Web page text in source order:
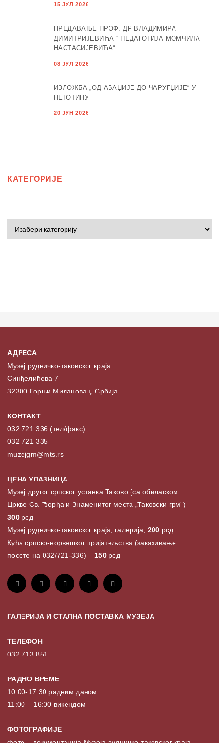
15 ЈУЛ 2026
ПРЕДАВАЊЕ ПРОФ. ДР ВЛАДИМИРА
ДИМИТРИЈЕВИЋА “ ПЕДАГОГИЈА МОМЧИЛА
НАСТАСИЈЕВИЋА“
08 ЈУЛ 2026
ИЗЛОЖБА „ОД АБАЏИЈЕ ДО ЧАРУГЏИЈЕ“ У
НЕГОТИНУ
20 ЈУН 2026
КАТЕГОРИЈЕ
АДРЕСА
Музеј рудничко-таковског краја
Синђелићева 7
32300 Горњи Милановац, Србија
КОНТАКТ
032 721 336 (тел/факс)
032 721 335
muzejgm@mts.rs
ЦЕНА УЛАЗНИЦА
Музеј другог српског устанка Таково (са обиласком
Цркве Св. Ђорђа и Знаменитог места „Таковски грм“) –
300рсд
Музеј рудничко-таковског краја, галерија, 200 рсд
Кућа српско-норвешког пријатељства (заказивање
посете на 032/721-336) – 150рсд
ГАЛЕРИЈА И СТАЛНА ПОСТАВКА МУЗЕЈА
ТЕЛЕФОН
032 713 851
РАДНО ВРЕМЕ
10.00-17.30 радним даном
11:00 – 16:00 викендом
ФОТОГРАФИЈЕ